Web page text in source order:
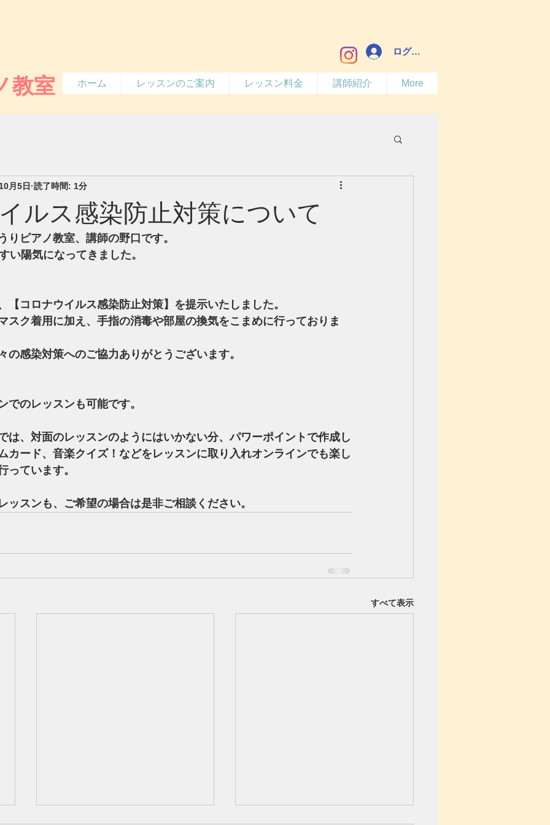
ログイン
教室 ホーム レッスンのご案内 レッスン料金 講師紹介 More
ルス感染防止対策について
月5日 読了時間: 1分
りピアノ教室、講師の野口です。
い陽気になってきました。
【コロナウイルス感染防止対策】を提示いたしました。
スク着用に加え、手指の消毒や部屋の換気をこまめに行っておりま
の感染対策へのご協力ありがとうございます。
でのレッスンも可能です。
は、対面のレッスンのようにはいかない分、パワーポイントで作成し
カード、音楽クイズ！などをレッスンに取り入れオンラインでも楽し
っています。
ッスンも、ご希望の場合は是非ご相談ください。
すべて表示